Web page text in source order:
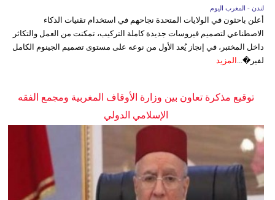
لندن - المغرب اليوم
أعلن باحثون في الولايات المتحدة نجاحهم في استخدام تقنيات الذكاء
الاصطناعي لتصميم فيروسات جديدة كاملة التركيب، تمكنت من العمل والتكاثر
داخل المختبر، في إنجاز يُعد الأول من نوعه على مستوى تصميم الجينوم الكامل
لفير�... المزيد
توقيع مذكرة تعاون بين وزارة الأوقاف المغربية ومجمع الفقه
الإسلامي الدولي